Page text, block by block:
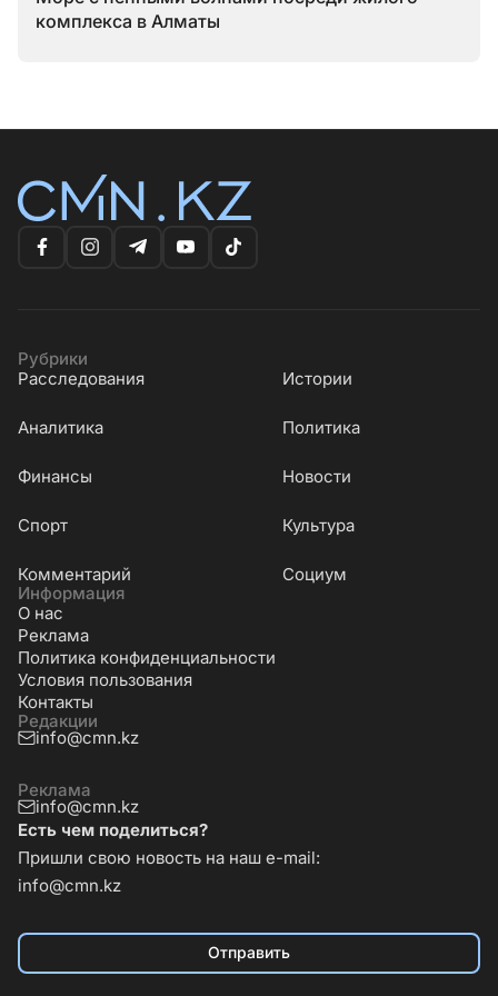
комплекса в Алматы
Рубрики
Расследования
Истории
Аналитика Политика
Финансы Новости
Cпорт Культура
Комментарий
Социум
Информация
О нас
Реклама
Политика конфиденциальности
Условия пользования
Контакты
Редакции
info@cmn.kz
Реклама
info@cmn.kz
Есть чем поделиться?
Пришли свою новость на наш e-mail:
info@cmn.kz
Отправить